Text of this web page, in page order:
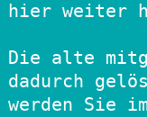
hier weiter
Die alte
dadurch
werden Sie